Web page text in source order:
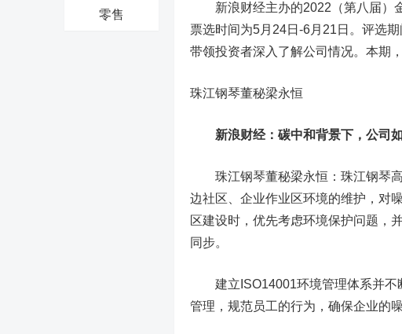
零售
新浪财经主办的2022（第八届）金
票选时间为5月24日-6月21日。评选
带领投资者深入了解公司情况。本期
珠江钢琴董秘梁永恒
新浪财经：碳中和背景下，公司如
珠江钢琴董秘梁永恒：珠江钢琴高
边社区、企业作业区环境的维护，对
区建设时，优先考虑环境保护问题，
同步。
建立ISO14001环境管理体系并不
管理，规范员工的行为，确保企业的